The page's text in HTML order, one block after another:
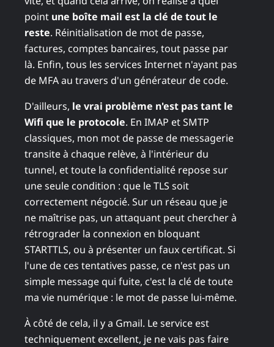
point une boîte mail est la clé de tout le
reste. Réinitialisation de mot de passe,
factures, comptes bancaires, tout passe par
là. Enfin, tous les services Internet n'ayant pas
de MFA au travers d'un générateur de code.
D'ailleurs, le vrai problème n'est pas tant le
Wifi que le protocole. En IMAP et SMTP
classiques, mon mot de passe de messagerie
transite à chaque relève, à l'intérieur du
tunnel, et toute la confidentialité repose sur
une seule condition : que le TLS soit
correctement négocié. Sur un réseau que je
ne maîtrise pas, un attaquant peut chercher à
rétrograder la connexion en bloquant
STARTTLS, ou à présenter un faux certificat. Si
l'une de ces tentatives passe, ce n'est pas un
simple message qui fuite, c'est la clé de toute
ma vie numérique : le mot de passe lui-même.
À côté de cela, il y a Gmail. Le service est
techniquement excellent, je ne vais pas faire